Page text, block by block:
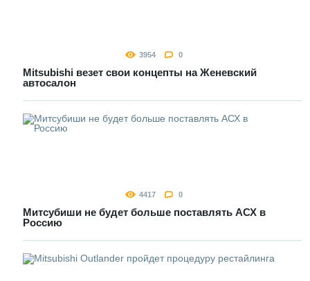
3954 0
Mitsubishi везет свои концепты на Женевский
автосалон
4417 0
Митсубиши не будет больше поставлять АСХ в
Россию